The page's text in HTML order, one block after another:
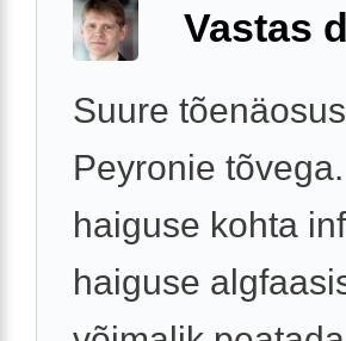
Vastas
Suure
Peyronie
haiguse kohta
haiguse